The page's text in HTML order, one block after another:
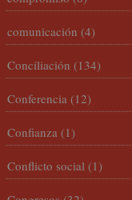
comunicación (4)
Conciliación (134)
Conferencia (12)
Confianza (1)
Conflicto social (1)